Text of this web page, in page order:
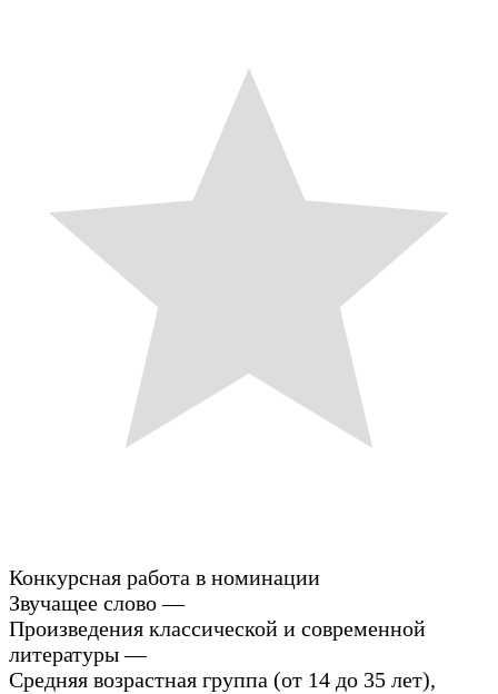
Конкурсная работа в номинации
Звучащее слово —
Произведения классической и современной
литературы —
Средняя возрастная группа (от 14 до 35 лет),